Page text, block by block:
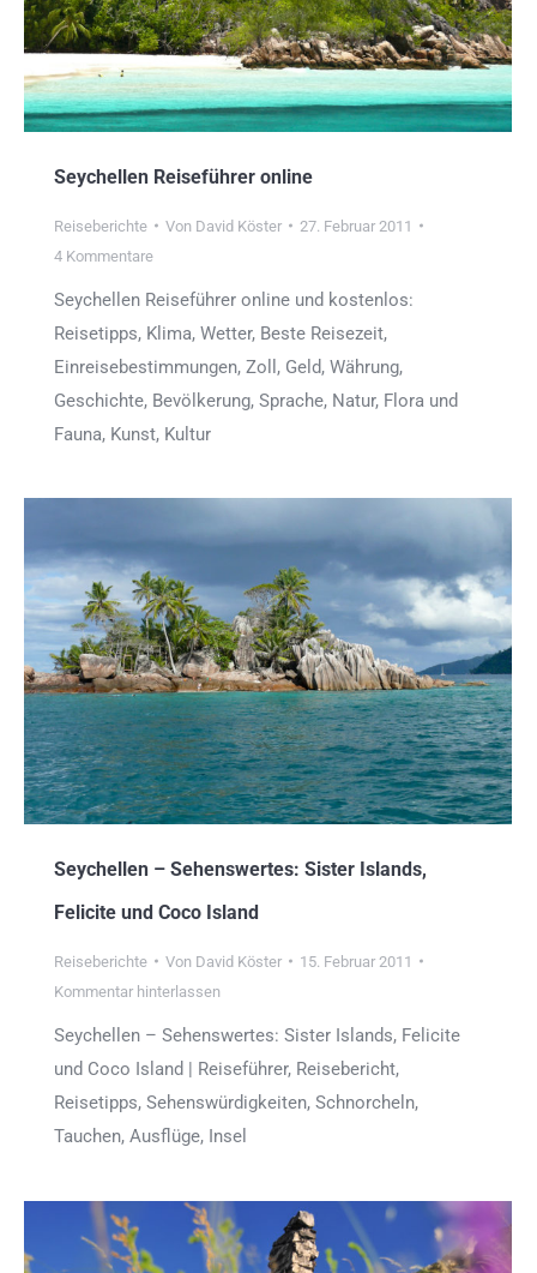
Seychellen Reiseführer online
Reiseberichte Von David Köster
27. Februar 2011
4 Kommentare
Seychellen Reiseführer online und kostenlos:
Reisetipps, Klima, Wetter, Beste Reisezeit,
Einreisebestimmungen, Zoll, Geld, Währung,
Geschichte, Bevölkerung, Sprache, Natur, Flora und
Fauna, Kunst, Kultur
Seychellen – Sehenswertes: Sister Islands,
Felicite und Coco Island
Reiseberichte Von David Köster
15. Februar 2011
Kommentar hinterlassen
Seychellen – Sehenswertes: Sister Islands, Felicite
und Coco Island | Reiseführer, Reisebericht,
Reisetipps, Sehenswürdigkeiten, Schnorcheln,
Tauchen, Ausflüge, Insel